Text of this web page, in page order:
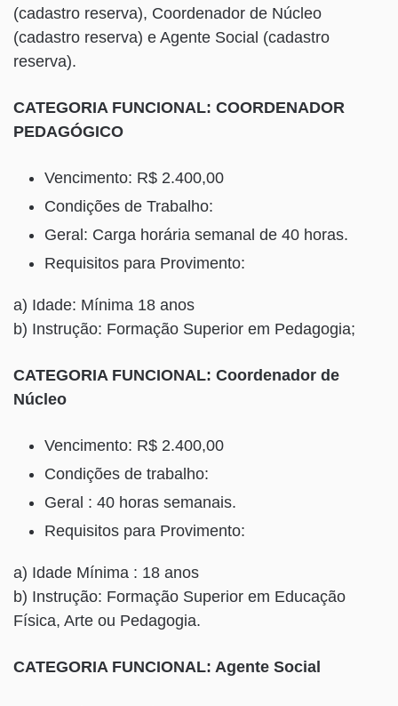
(cadastro reserva), Coordenador de Núcleo
(cadastro reserva) e Agente Social (cadastro
reserva).
CATEGORIA FUNCIONAL: COORDENADOR
PEDAGÓGICO
Vencimento: R$ 2.400,00
Condições de Trabalho:
Geral: Carga horária semanal de 40 horas.
Requisitos para Provimento:
a) Idade: Mínima 18 anos
b) Instrução: Formação Superior em Pedagogia;
CATEGORIA FUNCIONAL: Coordenador de
Núcleo
Vencimento: R$ 2.400,00
Condições de trabalho:
Geral : 40 horas semanais.
Requisitos para Provimento:
a) Idade Mínima : 18 anos
b) Instrução: Formação Superior em Educação
Física, Arte ou Pedagogia.
CATEGORIA FUNCIONAL: Agente Social